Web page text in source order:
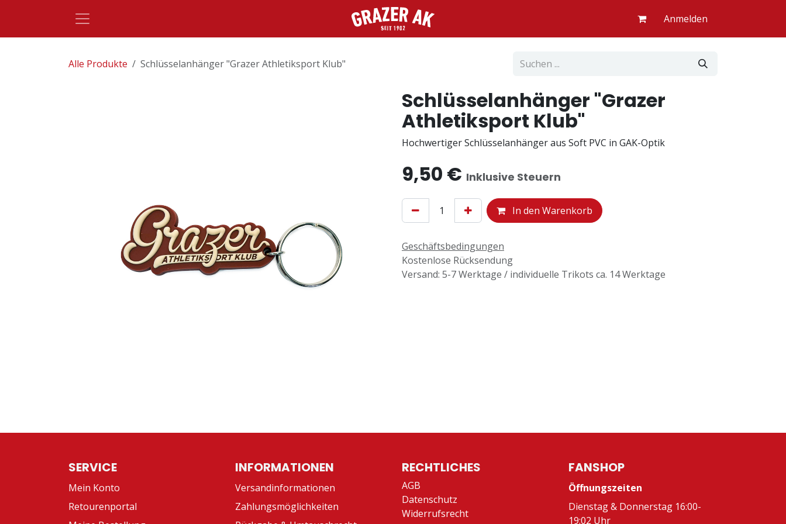
Anmelden
Alle Produkte Schlüsselanhänger "Grazer Athletiksport Klub"
Schlüsselanhänger "Grazer
Athletiksport Klub"
Hochwertiger Schlüsselanhänger aus Soft PVC in GAK-Optik
9,50 € Inklusive Steuern
In den Warenkorb
Geschäftsbedingungen
Kostenlose Rücksendung
Versand: 5-7 Werktage / individuelle Trikots ca. 14 Werktage
SERVICE
Mein Konto
Retourenportal
INFORMATIONEN
Versandinformationen
Zahlungsmöglichkeiten
RECHTLICHES
AGB
Datenschutz
Widerrufsrecht
FANSHOP
Öffnungszeiten
Dienstag & Donnerstag 16:00-
19:02 Uhr